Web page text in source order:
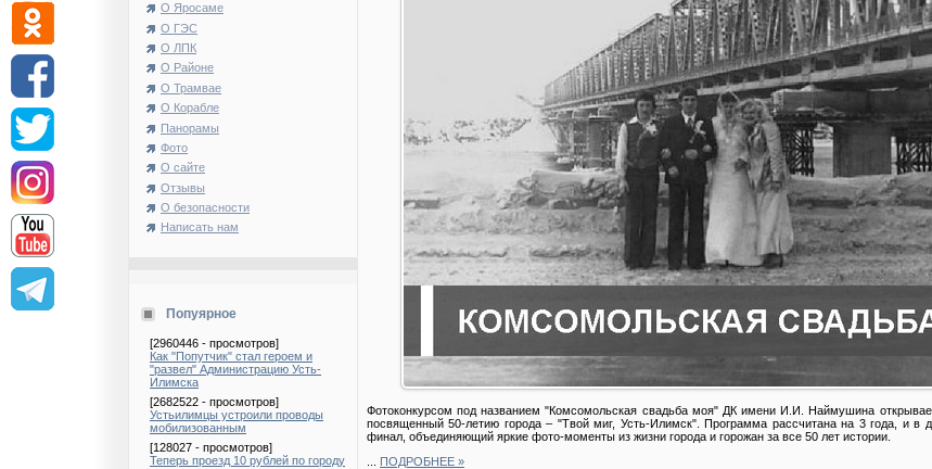
О Яросаме
О ГЭС
О ЛПК
О Районе
О Трамвае
О Корабле
Панорамы
Фото
О сайте
Отзывы
О безопасности
Написать нам
Попуярное
[2960446 - просмотров]
Как "Попутчик" стал героем и
"развел" Администрацию Усть-
Илимска
[2682522 - просмотров]
Устьилимцы устроили проводы
мобилизованным
[128027 - просмотров]
Теперь проезд 10 рублей по городу
Фотоконкурсом под названием "Комсомольская свадьба моя" ДК имени И.И. Наймушина
посвященный 50-летию города – "Твой миг, Усть-Илимск". Программа рассчитана на 3 года, и в
финал, объединяющий яркие фото-моменты из жизни города и горожан за все 50 лет истории.
ПОДРОБНЕЕ »